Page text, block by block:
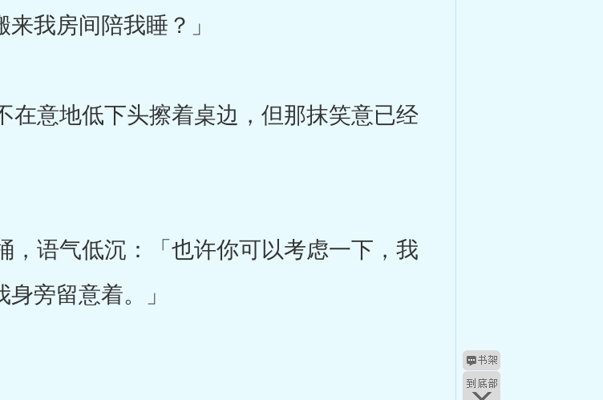
我房间陪我睡？」
意地低下头擦着桌边，但那抹笑意已经
语气低沉：「也许你可以考虑一下，我
旁留意着。」